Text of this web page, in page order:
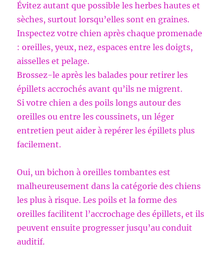
Évitez autant que possible les herbes hautes et
sèches, surtout lorsqu’elles sont en graines.
Inspectez votre chien après chaque promenade
: oreilles, yeux, nez, espaces entre les doigts,
aisselles et pelage.
Brossez-le après les balades pour retirer les
épillets accrochés avant qu’ils ne migrent.
Si votre chien a des poils longs autour des
oreilles ou entre les coussinets, un léger
entretien peut aider à repérer les épillets plus
facilement.
Oui, un bichon à oreilles tombantes est
malheureusement dans la catégorie des chiens
les plus à risque. Les poils et la forme des
oreilles facilitent l’accrochage des épillets, et ils
peuvent ensuite progresser jusqu’au conduit
auditif.